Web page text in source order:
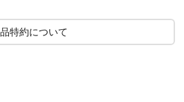
特約について